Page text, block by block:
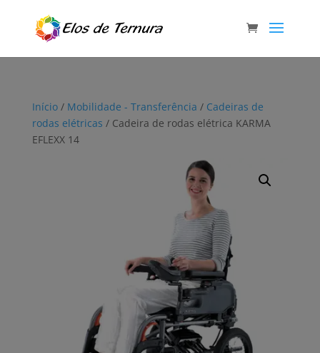
Início/ Mobilidade - Transferência / Cadeiras de
rodas elétricas / Cadeira de rodas elétrica KARMA
EFLEXX 14